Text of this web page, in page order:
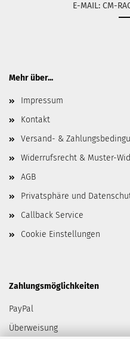
E-MAIL: CM-
Mehr über...
Impressum
Kontakt
Versand- &
Widerrufsrecht & Muster-
AGB
Privatsphäre und
Callback Service
Cookie Einstellungen
Zahlungsmöglichkeiten
PayPal
Überweisung